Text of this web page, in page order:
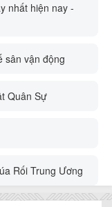
nhất hiện nay -
sân vận động
Quân Sự
Rối Trung Ương